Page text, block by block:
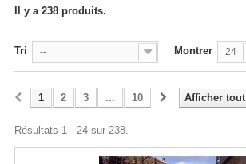
Il y a 238 produits.
Tri -- Montrer 24
Afficher tout
1 2 3 ... 10
Résultats 1 - 24 sur 238.